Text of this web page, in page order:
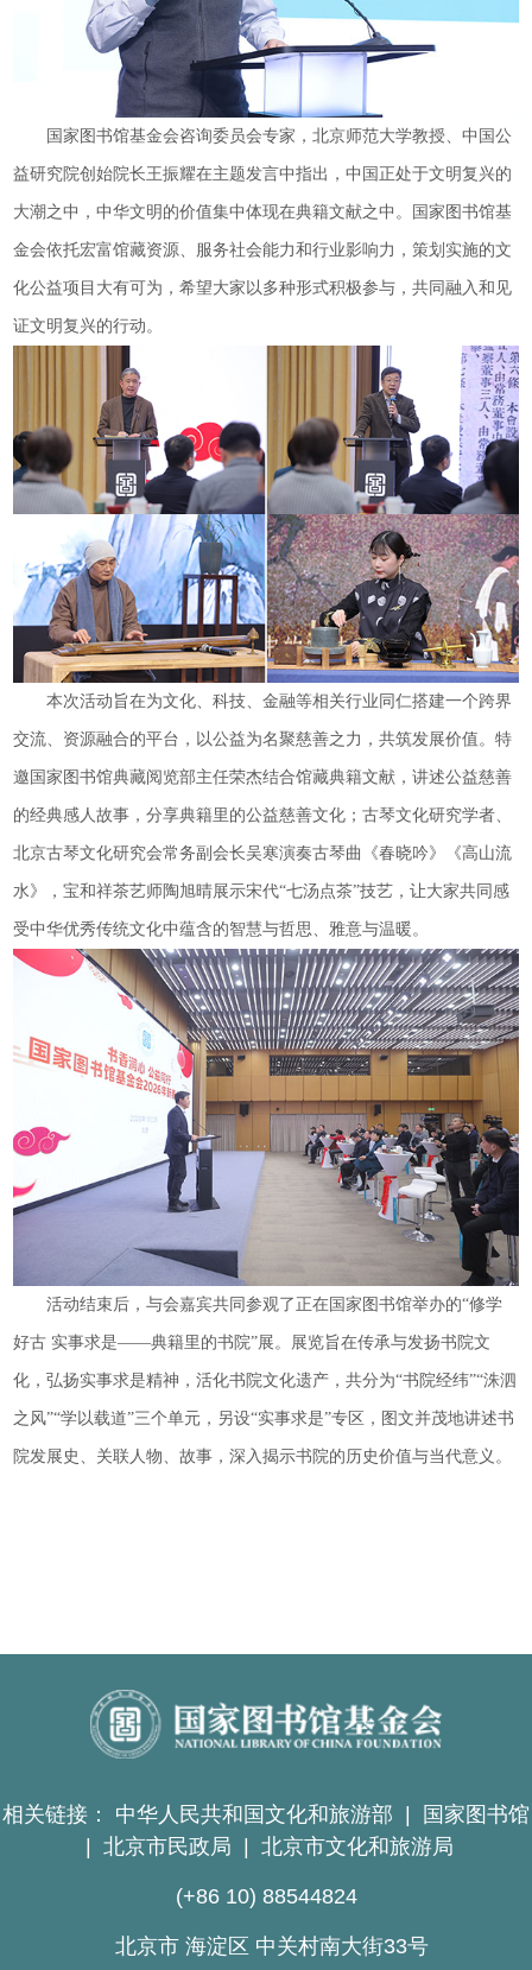
国家图书馆基金会咨询委员会专家，北京师范大学教授、中国公
益研究院创始院长王振耀在主题发言中指出，中国正处于文明复兴的
大潮之中，中华文明的价值集中体现在典籍文献之中。国家图书馆基
金会依托宏富馆藏资源、服务社会能力和行业影响力，策划实施的文
化公益项目大有可为，希望大家以多种形式积极参与，共同融入和见
证文明复兴的行动。
本次活动旨在为文化、科技、金融等相关行业同仁搭建一个跨界
交流、资源融合的平台，以公益为名聚慈善之力，共筑发展价值。特
邀国家图书馆典藏阅览部主任荣杰结合馆藏典籍文献，讲述公益慈善
的经典感人故事，分享典籍里的公益慈善文化；古琴文化研究学者、
北京古琴文化研究会常务副会长吴寒演奏古琴曲《春晓吟》《高山流
水》，宝和祥茶艺师陶旭晴展示宋代“七汤点茶”技艺，让大家共同感
受中华优秀传统文化中蕴含的智慧与哲思、雅意与温暖。
活动结束后，与会嘉宾共同参观了正在国家图书馆举办的“修学
好古 实事求是——典籍里的书院”展。展览旨在传承与发扬书院文
化，弘扬实事求是精神，活化书院文化遗产，共分为“书院经纬”“洙泗
之风”“学以载道”三个单元，另设“实事求是”专区，图文并茂地讲述书
院发展史、关联人物、故事，深入揭示书院的历史价值与当代意义。
相关链接： 中华人民共和国文化和旅游部 |
国家图书馆
| 北京市民政局 | 北京市文化和旅游局
(+86 10) 88544824
北京市 海淀区 中关村南大街33号